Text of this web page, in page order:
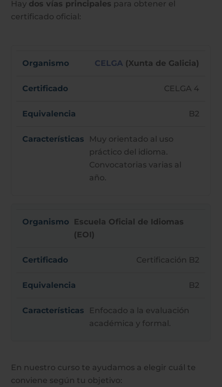
Hay dos vías principales para obtener el
certificado oficial:
CELGA (Xunta de Galicia)
CELGA 4
B2
Muy orientado al uso
práctico del idioma.
Convocatorias varias al
año.
Escuela Oficial de Idiomas
(EOI)
Certificación B2
B2
Enfocado a la evaluación
académica y formal.
En nuestro curso te ayudamos a elegir cuál te
conviene según tu objetivo: